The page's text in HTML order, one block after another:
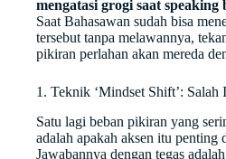
mengatasi grogi saat speaking
Saat Bahasawan sudah bisa
tersebut tanpa melawannya,
pikiran perlahan akan mereda
1. Teknik ‘Mindset Shift’: Salah
Satu lagi beban pikiran yang
adalah apakah aksen itu penting
Jawabannya dengan tegas